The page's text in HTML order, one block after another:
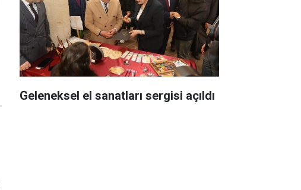
Geleneksel el sanatları sergisi açıldı